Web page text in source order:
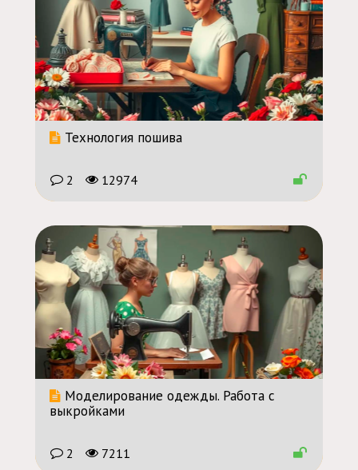
Технология пошива
2 12974
Моделирование одежды. Работа с
выкройками
2 7211